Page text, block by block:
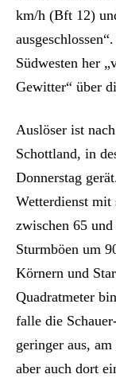
km/h (Bft 12)
Südwesten her
Gewitter“ über
Auslöser ist
Schottland, in
Donnerstag
Wetterdienst mit
zwischen 65
Sturmböen um
Körnern und
Quadratmeter
falle die
geringer aus,
aber auch dort